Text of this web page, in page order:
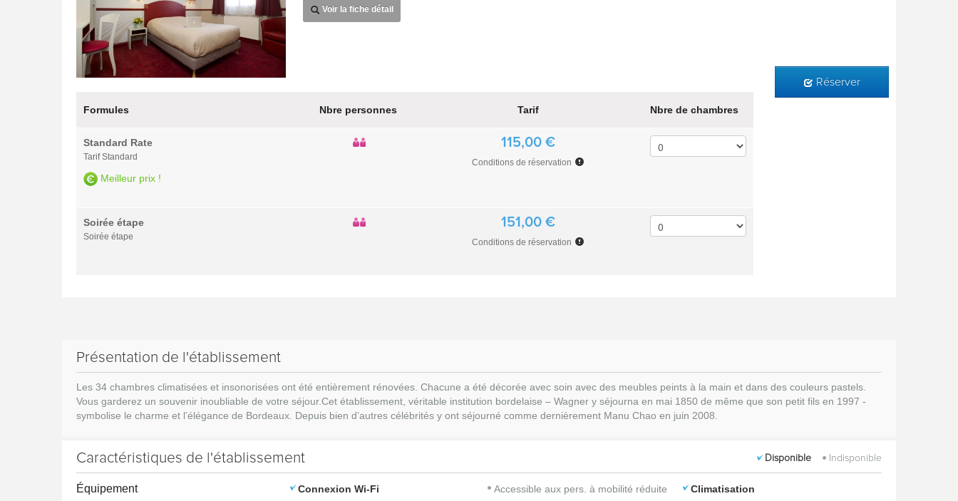
Voir la fiche détail
Formules Nbre personnes Tarif Nbre de chambres
Standard Rate
Tarif Standard
Meilleur prix !
115,00 €
Conditions de réservation
Soirée étape
Soirée étape
151,00 €
Conditions de réservation
Réserver
Présentation de l'établissement
Les 34 chambres climatisées et insonorisées ont été entièrement rénovées. Chacune a été décorée avec soin avec des meubles peints à la main et dans des couleurs pastels.
Vous garderez un souvenir inoubliable de votre séjour.Cet établissement, véritable institution bordelaise – Wagner y séjourna en mai 1850 de même que son petit fils en 1997 -
symbolise le charme et l’élégance de Bordeaux. Depuis bien d’autres célébrités y ont séjourné comme dernièrement Manu Chao en juin 2008.
Caractéristiques de l'établissement Disponible Indisponible
Équipement Connexion Wi-Fi Accessible aux pers. à mobilité réduite
Climatisation